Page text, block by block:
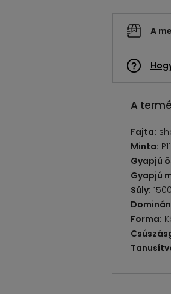
A
A
Fajta:
Minta:
Gyapjú
Gyapjú
Súly:
Forma: